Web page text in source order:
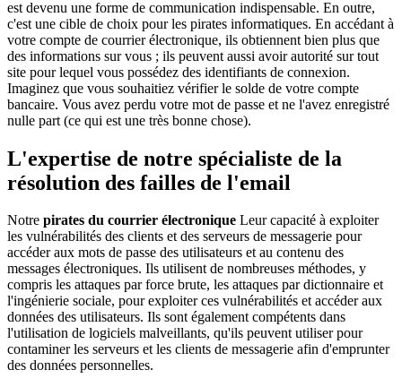
est devenu une forme de communication indispensable. En outre,
c'est une cible de choix pour les pirates informatiques. En accédant à
votre compte de courrier électronique, ils obtiennent bien plus que
des informations sur vous ; ils peuvent aussi avoir autorité sur tout
site pour lequel vous possédez des identifiants de connexion.
Imaginez que vous souhaitiez vérifier le solde de votre compte
bancaire. Vous avez perdu votre mot de passe et ne l'avez enregistré
nulle part (ce qui est une très bonne chose).
L'expertise de notre spécialiste de la
résolution des failles de l'email
Notre pirates du courrier électronique Leur capacité à exploiter
les vulnérabilités des clients et des serveurs de messagerie pour
accéder aux mots de passe des utilisateurs et au contenu des
messages électroniques. Ils utilisent de nombreuses méthodes, y
compris les attaques par force brute, les attaques par dictionnaire et
l'ingénierie sociale, pour exploiter ces vulnérabilités et accéder aux
données des utilisateurs. Ils sont également compétents dans
l'utilisation de logiciels malveillants, qu'ils peuvent utiliser pour
contaminer les serveurs et les clients de messagerie afin d'emprunter
des données personnelles.